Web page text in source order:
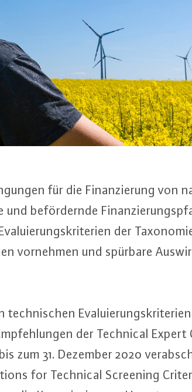
für die Fi­nan­zie­rung von
be­för­dern­de
der
vornehmen und spürbare
tech­ni­schen
der Technical Expert
zum 31. Dezember 2020
for Technical Screening